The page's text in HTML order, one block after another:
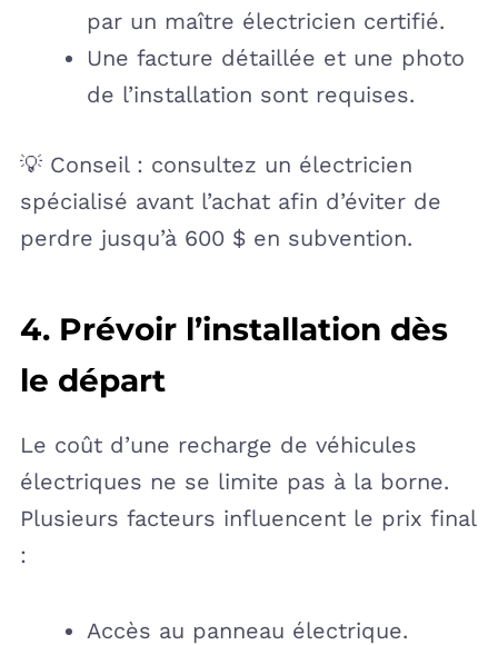
par un maître électricien certifié.
Une facture détaillée et une photo
de l’installation sont requises.
💡 Conseil : consultez un électricien
spécialisé avant l’achat afin d’éviter de
perdre jusqu’à 600 $ en subvention.
4. Prévoir l’installation dès
le départ
Le coût d’une recharge de véhicules
électriques ne se limite pas à la borne.
Plusieurs facteurs influencent le prix final
:
Accès au panneau électrique.